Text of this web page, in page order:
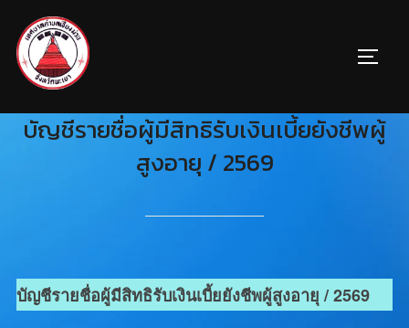
บัญชีรายชื่อผู้มีสิทธิรับเงินเบี้ยยังชีพผู้
สูงอายุ / 2569
บัญชีรายชื่อผู้มีสิทธิรับเงินเบี้ยยังชีพผู้สูงอายุ / 2569